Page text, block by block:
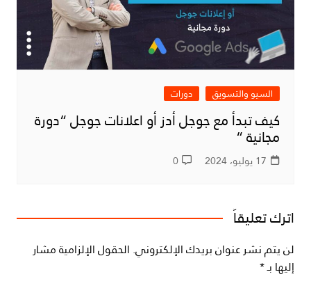
السيو والتسويق دورات
كيف تبدأ مع جوجل أدز أو اعلانات جوجل “دورة
مجانية “
17 يوليو، 2024 0
اترك تعليقاً
لن يتم نشر عنوان بريدك الإلكتروني. الحقول الإلزامية مشار
إليها بـ*